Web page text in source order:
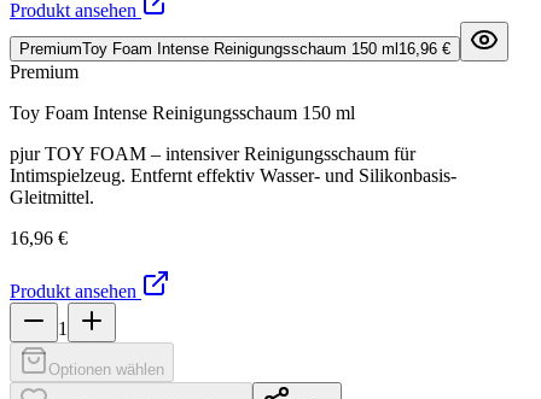
Produkt ansehen
PremiumToy Foam Intense Reinigungsschaum 150 ml 16,96 €
Premium
Toy Foam Intense Reinigungsschaum 150 ml
pjur TOY FOAM – intensiver Reinigungsschaum für
Intimspielzeug. Entfernt effektiv Wasser- und Silikonbasis-
Gleitmittel.
16,96 €
Produkt ansehen
1
Optionen wählen